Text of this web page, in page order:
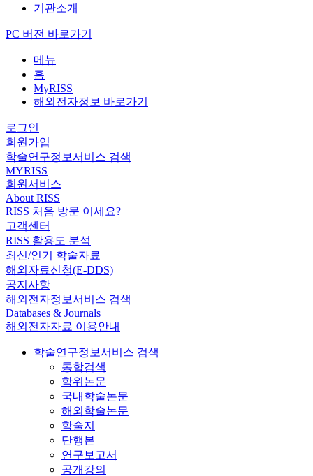
기관소개
PC 버전 바로가기
메뉴
홈
MyRISS
해외전자정보 바로가기
로그인
회원가입
학술연구정보서비스 검색
MYRISS
회원서비스
About RISS
RISS 처음 방문 이세요?
고객센터
RISS 활용도 분석
최신/인기 학술자료
해외자료신청(E-DDS)
공지사항
해외전자정보서비스 검색
Databases & Journals
해외전자자료 이용안내
학술연구정보서비스 검색
통합검색
학위논문
국내학술논문
해외학술논문
학술지
단행본
연구보고서
공개강의